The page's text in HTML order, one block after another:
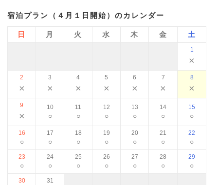
宿泊プラン（４月１日開始）のカレンダー
日 月 火 水 木 金 土
1
×
2
×
3
×
4
×
5
×
6
×
7
×
8
×
9
×
10
○
11
○
12
○
13
○
14
○
15
○
16
○
17
○
18
○
19
○
20
○
21
○
22
○
23
○
24
○
25
○
26
○
27
○
28
○
29
○
30 31